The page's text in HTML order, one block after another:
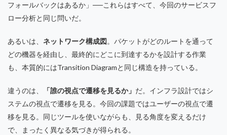
フォールバックはあるか」──これらはすべて、今回のサービスフ
ロー分析と同じ問いだ。
あるいは、 ネットワーク構成図。パケットがどのルートを通って
どの機器を経由し、最終的にどこに到達するかを設計する作業
も、本質的にはTransition Diagramと同じ構造を持っている。
違うのは、 「誰の視点で遷移を見るか」 だ。インフラ設計ではシ
ステムの視点で遷移を見る。今回の課題ではユーザーの視点で遷
移を見る。同じツールを使いながらも、見る角度を変えるだけ
で、まったく異なる気づきが得られる。